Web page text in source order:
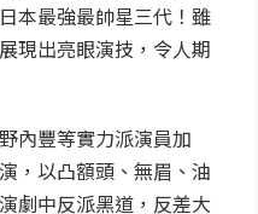
本最強最帥星三代！雖
現出亮眼演技，令人期
內豐等實力派演員加
，以凸額頭、無眉、油
劇中反派黑道，反差大